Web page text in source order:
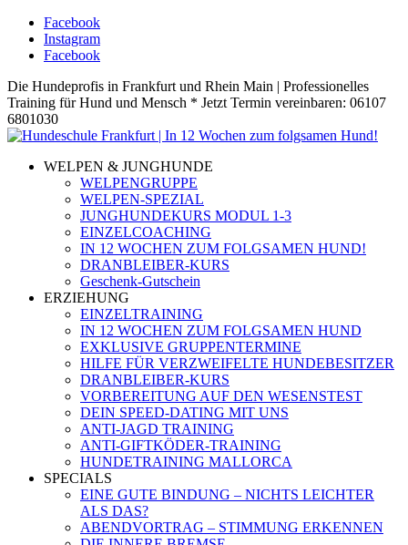
Facebook
Instagram
Facebook
Die Hundeprofis in Frankfurt und Rhein Main | Professionelles
Training für Hund und Mensch * Jetzt Termin vereinbaren: 06107
6801030
WELPEN & JUNGHUNDE
WELPENGRUPPE
WELPEN-SPEZIAL
JUNGHUNDEKURS MODUL 1-3
EINZELCOACHING
IN 12 WOCHEN ZUM FOLGSAMEN HUND!
DRANBLEIBER-KURS
Geschenk-Gutschein
ERZIEHUNG
EINZELTRAINING
IN 12 WOCHEN ZUM FOLGSAMEN HUND
EXKLUSIVE GRUPPENTERMINE
HILFE FÜR VERZWEIFELTE HUNDEBESITZER
DRANBLEIBER-KURS
VORBEREITUNG AUF DEN WESENSTEST
DEIN SPEED-DATING MIT UNS
ANTI-JAGD TRAINING
ANTI-GIFTKÖDER-TRAINING
HUNDETRAINING MALLORCA
SPECIALS
EINE GUTE BINDUNG – NICHTS LEICHTER
ALS DAS?
ABENDVORTRAG – STIMMUNG ERKENNEN